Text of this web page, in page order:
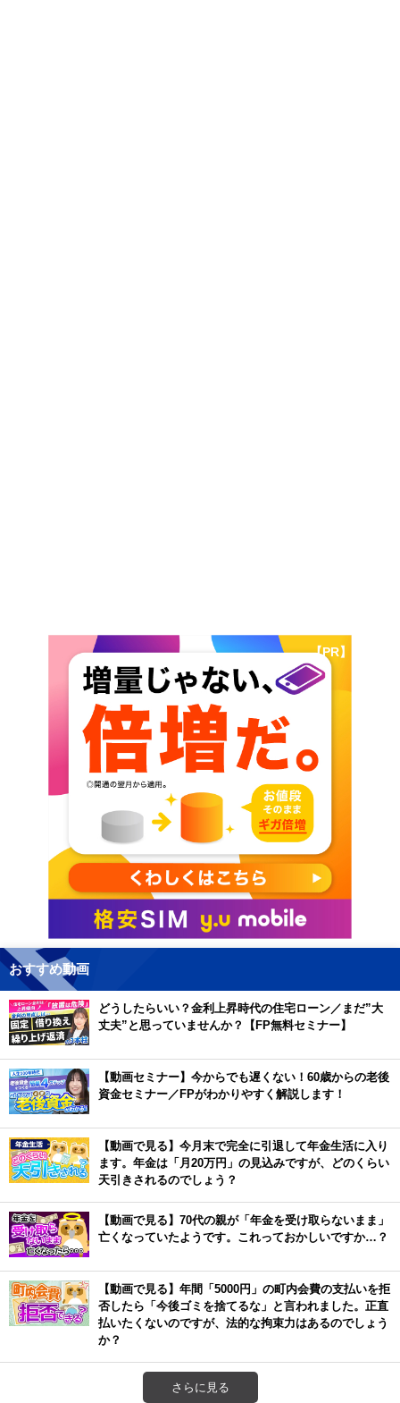
【PR】
おすすめ動画
どうしたらいい？金利上昇時代の住宅ローン／まだ”大
丈夫”と思っていませんか？【FP無料セミナー】
【動画セミナー】今からでも遅くない！60歳からの老後
資金セミナー／FPがわかりやすく解説します！
【動画で見る】今月末で完全に引退して年金生活に入り
ます。年金は「月20万円」の見込みですが、どのくらい
天引きされるのでしょう？
【動画で見る】70代の親が「年金を受け取らないまま」
亡くなっていたようです。これっておかしいですか…？
【動画で見る】年間「5000円」の町内会費の支払いを拒
否したら「今後ゴミを捨てるな」と言われました。正直
払いたくないのですが、法的な拘束力はあるのでしょう
か？
さらに見る